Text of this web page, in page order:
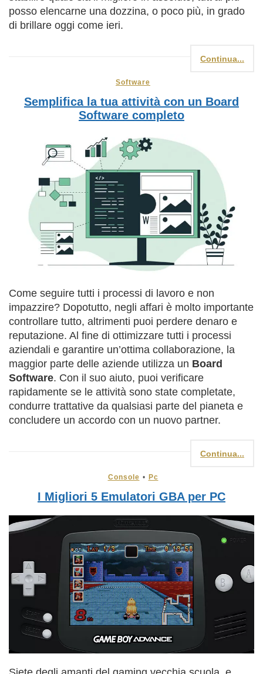
posso elencarne una dozzina, o poco più, in grado
di brillare oggi come ieri.
Continua...
Software
Semplifica la tua attività con un Board
Software completo
Come seguire tutti i processi di lavoro e non
impazzire? Dopotutto, negli affari è molto importante
controllare tutto, altrimenti puoi perdere denaro e
reputazione. Al fine di ottimizzare tutti i processi
aziendali e garantire un’ottima collaborazione, la
maggior parte delle aziende utilizza un Board
Software. Con il suo aiuto, puoi verificare
rapidamente se le attività sono state completate,
condurre trattative da qualsiasi parte del pianeta e
concludere un accordo con un nuovo partner.
Continua...
Console • Pc
I Migliori 5 Emulatori GBA per PC